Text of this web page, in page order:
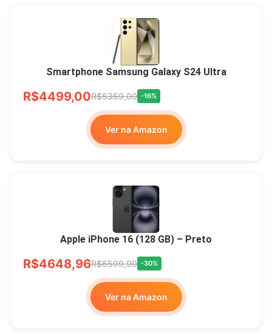
Smartphone Samsung Galaxy S24 Ultra
R$4499,00R$5359,00 -16%
Ver na Amazon
Apple iPhone 16 (128 GB) – Preto
R$4648,96R$6599,90 -30%
Ver na Amazon